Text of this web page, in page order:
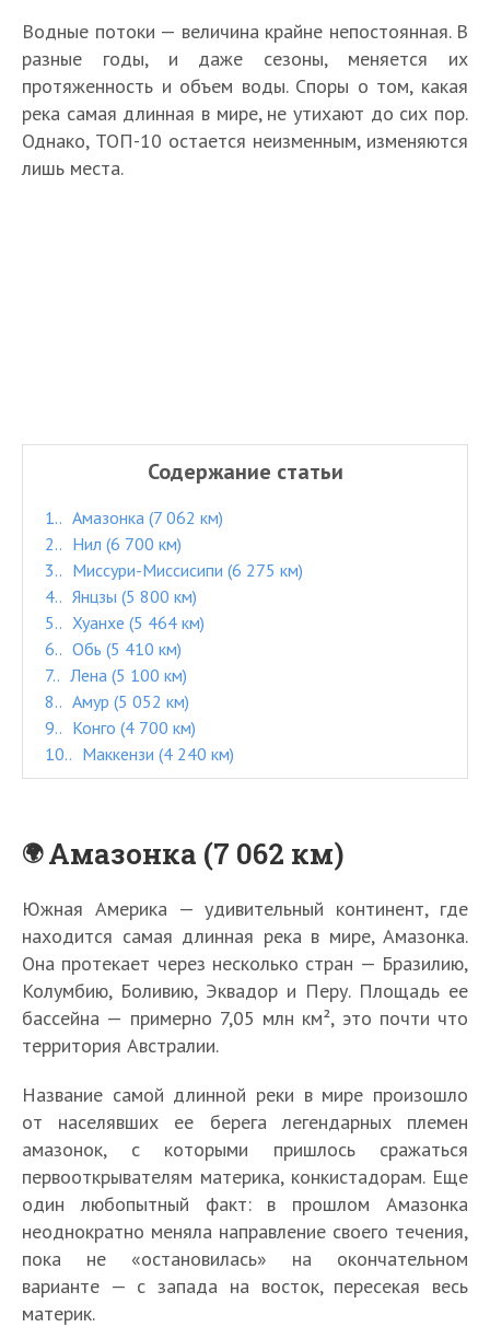
Водные потоки — величина крайне непостоянная. В
разные годы, и даже сезоны, меняется их
протяженность и объем воды. Споры о том, какая
река самая длинная в мире, не утихают до сих пор.
Однако, ТОП-10 остается неизменным, изменяются
лишь места.
Содержание статьи
1.
Амазонка (7 062 км)
2.
Нил (6 700 км)
3.
Миссури-Миссисипи (6 275 км)
4.
Янцзы (5 800 км)
5.
Хуанхе (5 464 км)
6.
Обь (5 410 км)
7.
Лена (5 100 км)
8.
Амур (5 052 км)
9.
Конго (4 700 км)
10.
Маккензи (4 240 км)
Амазонка (7 062 км)
Южная Америка — удивительный континент, где
находится самая длинная река в мире, Амазонка.
Она протекает через несколько стран — Бразилию,
Колумбию, Боливию, Эквадор и Перу. Площадь ее
бассейна — примерно 7,05 млн км², это почти что
территория Австралии.
Название самой длинной реки в мире произошло
от населявших ее берега легендарных племен
амазонок, с которыми пришлось сражаться
первооткрывателям материка, конкистадорам. Еще
один любопытный факт: в прошлом Амазонка
неоднократно меняла направление своего течения,
пока не «остановилась» на окончательном
варианте — с запада на восток, пересекая весь
материк.